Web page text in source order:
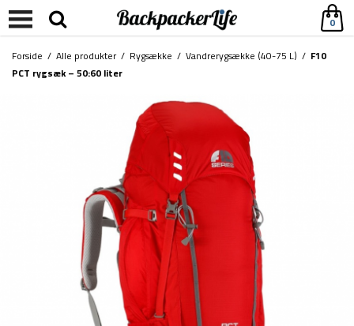
0
Forside / Alle produkter/ Rygsække / Vandrerygsække (40-75 L) / F10
PCT rygsæk – 50:60 liter